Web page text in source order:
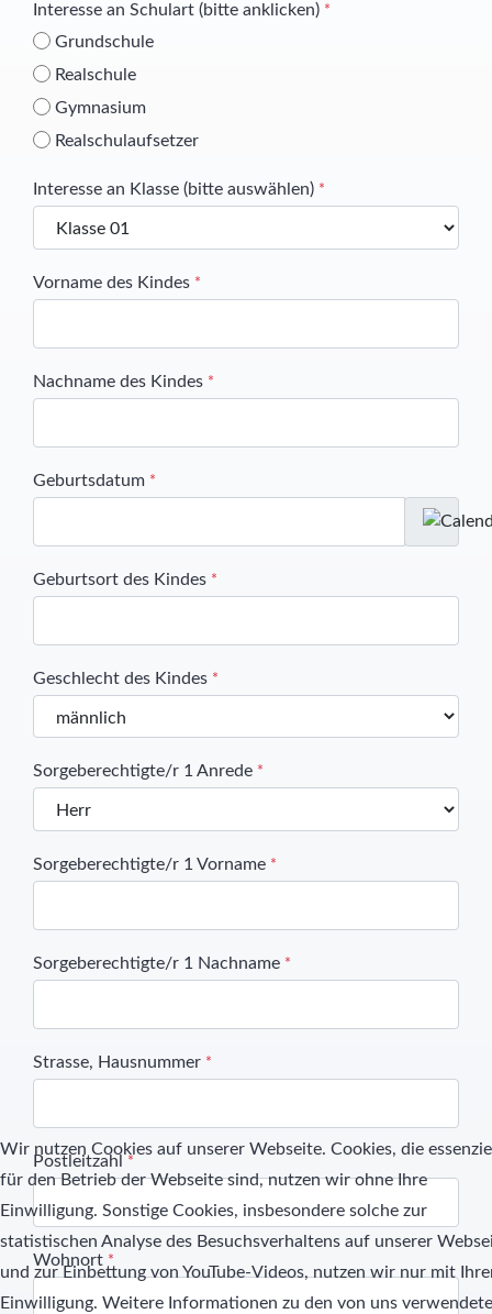
Interesse an Schulart (bitte anklicken) *
Grundschule
Realschule
Gymnasium
Realschulaufsetzer
Interesse an Klasse (bitte auswählen) *
Vorname des Kindes *
Nachname des Kindes *
Geburtsdatum *
Geburtsort des Kindes *
Geschlecht des Kindes *
Sorgeberechtigte/r 1 Anrede *
Sorgeberechtigte/r 1 Vorname *
Sorgeberechtigte/r 1 Nachname *
Strasse, Hausnummer *
Postleitzahl *
Wohnort *
Wir nutzen Cookies auf unserer Webseite. Cookies, die
für den Betrieb der Webseite sind, nutzen wir ohne Ihre
Einwilligung. Sonstige Cookies, insbesondere solche zur
statistischen Analyse des Besuchsverhaltens auf unserer
und zur Einbettung von YouTube-Videos, nutzen wir nur mit
Einwilligung. Weitere Informationen zu den von uns